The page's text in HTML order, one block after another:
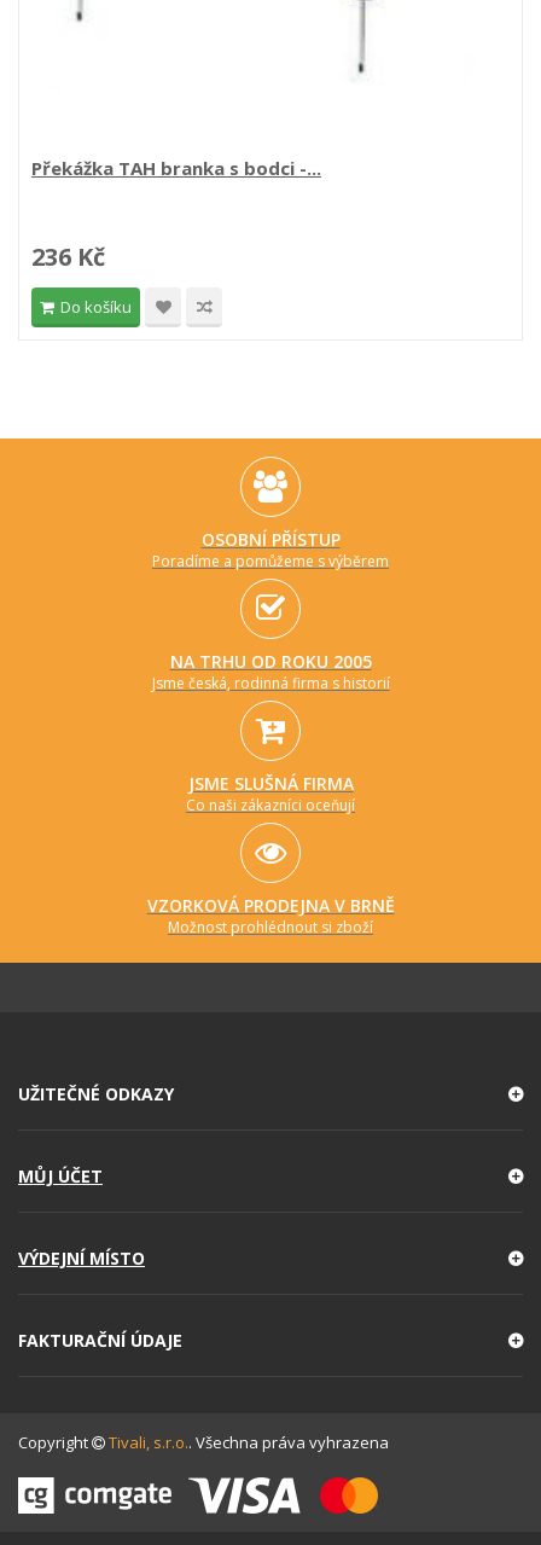
Překážka TAH branka s bodci -...
236 Kč
Do košíku
OSOBNÍ PŘÍSTUP
Poradíme a pomůžeme s výběrem
NA TRHU OD ROKU 2005
Jsme česká, rodinná firma s historií
JSME SLUŠNÁ FIRMA
Co naši zákazníci oceňují
VZORKOVÁ PRODEJNA V BRNĚ
Možnost prohlédnout si zboží
UŽITEČNÉ ODKAZY
MŮJ ÚČET
VÝDEJNÍ MÍSTO
FAKTURAČNÍ ÚDAJE
Copyright Tivali, s.r.o.. Všechna práva vyhrazena